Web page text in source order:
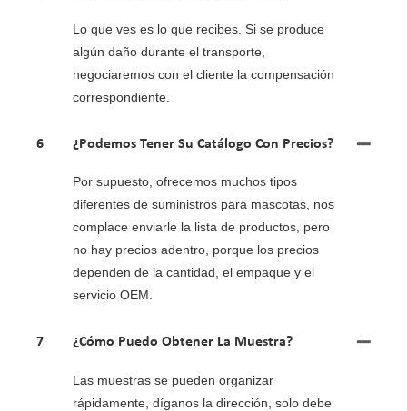
Lo que ves es lo que recibes. Si se produce
algún daño durante el transporte,
negociaremos con el cliente la compensación
correspondiente.
6 ¿Podemos Tener Su Catálogo Con Precios?
Por supuesto, ofrecemos muchos tipos
diferentes de suministros para mascotas, nos
complace enviarle la lista de productos, pero
no hay precios adentro, porque los precios
dependen de la cantidad, el empaque y el
servicio OEM.
7 ¿Cómo Puedo Obtener La Muestra?
Las muestras se pueden organizar
rápidamente, díganos la dirección, solo debe